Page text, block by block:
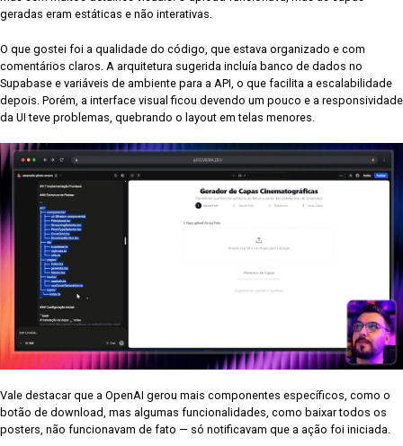
geradas eram estáticas e não interativas.
O que gostei foi a qualidade do código, que estava organizado e com
comentários claros. A arquitetura sugerida incluía banco de dados no
Supabase e variáveis de ambiente para a API, o que facilita a escalabilidade
depois. Porém, a interface visual ficou devendo um pouco e a responsividade
da UI teve problemas, quebrando o layout em telas menores.
Vale destacar que a OpenAI gerou mais componentes específicos, como o
botão de download, mas algumas funcionalidades, como baixar todos os
posters, não funcionavam de fato — só notificavam que a ação foi iniciada.